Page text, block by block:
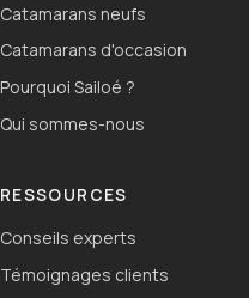
Catamarans neufs
Catamarans d'occasion
Pourquoi Sailoé ?
Qui sommes-nous
RESSOURCES
Conseils experts
Témoignages clients